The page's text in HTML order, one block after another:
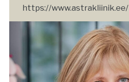
https://www.astrakliinik.ee/